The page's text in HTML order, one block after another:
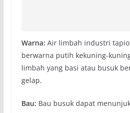
Warna: Air limbah industri
berwarna putih kekuning-
limbah yang basi atau busuk
gelap.
Bau: Bau busuk dapat